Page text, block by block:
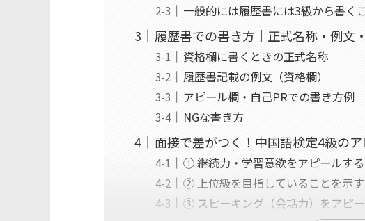
一般的には履歴書には3級から書く
履歴書での書き方｜正式名称・例文
資格欄に書くときの正式名称
履歴書記載の例文（資格欄）
アピール欄・自己PRでの書き方例
NGな書き方
面接で差がつく！中国語検定4級の
① 継続力・学習意欲をアピールする
② 上位級を目指していることを示す
③ スピーキング（会話力）をアピ